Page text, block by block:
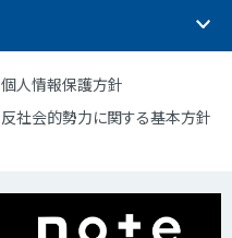
個人情報保護方針
反社会的勢力に関する基本方針